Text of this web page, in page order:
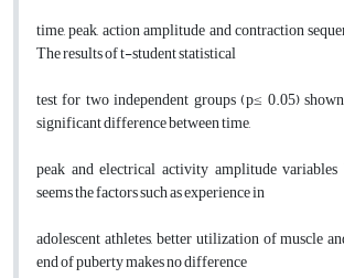
time, peak, action amplitude and contraction
The results of t-student statistical
test for two independent groups (p≤ 0.05)
significant difference between time,
peak and electrical activity amplitude
seems the factors such as experience in
adolescent athletes, better utilization of muscle
end of puberty makes no difference